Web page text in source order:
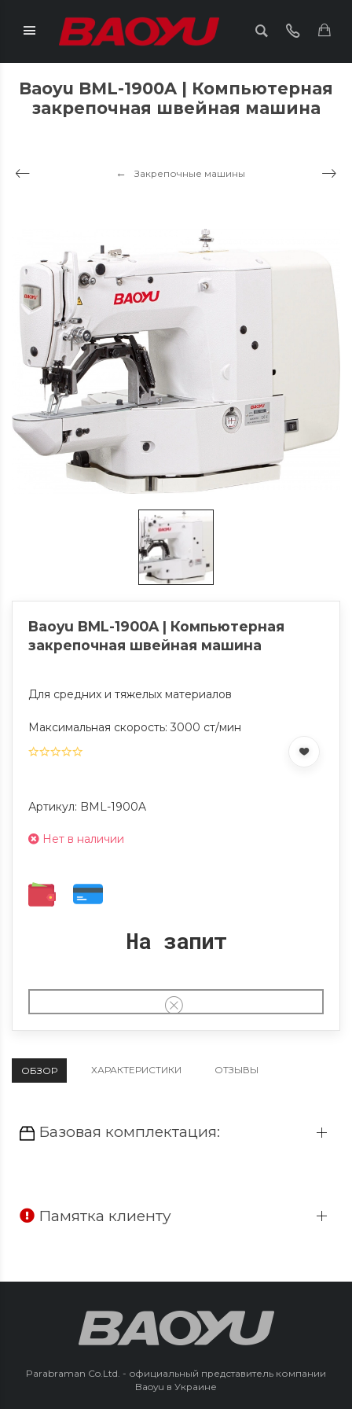
Baoyu BML-1900A | Компьютерная
закрепочная швейная машина
Закрепочные машины
Baoyu BML-1900A | Компьютерная
закрепочная швейная машина
Для средних и тяжелых материалов
Максимальная скорость: 3000 ст/мин
Артикул: BML-1900A
Нет в наличии
На запит
ОБЗОР ХАРАКТЕРИСТИКИ ОТЗЫВЫ
Базовая комплектация:
Памятка клиенту
Parabraman Co.Ltd. - официальный представитель компании
Baoyu в Украине